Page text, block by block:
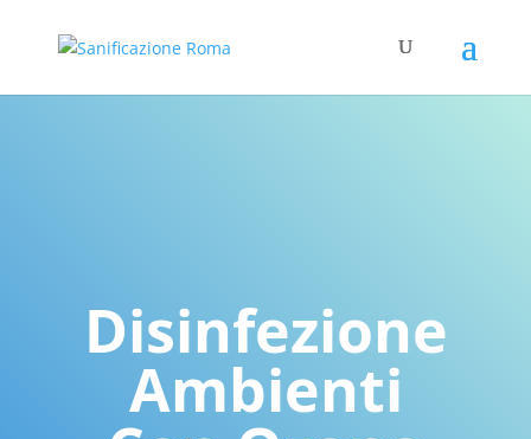
Disinfezione
Ambienti